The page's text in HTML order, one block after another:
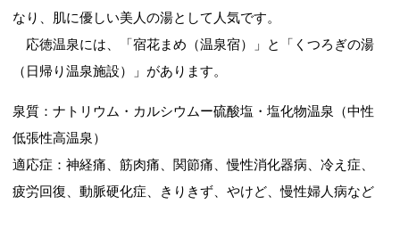
なり、肌に優しい美人の湯として人気です。
応徳温泉には、「宿花まめ（温泉宿）」と「くつろぎの湯
（日帰り温泉施設）」があります。
泉質：ナトリウム・カルシウムー硫酸塩・塩化物温泉（中性
低張性高温泉）
適応症：神経痛、筋肉痛、関節痛、慢性消化器病、冷え症、
疲労回復、動脈硬化症、きりきず、やけど、慢性婦人病など